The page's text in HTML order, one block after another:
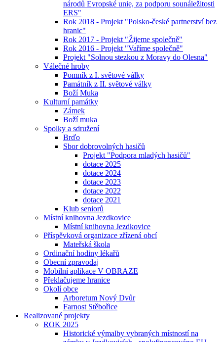
národů Evropské unie, za podporu sounáležitosti
ERS"
Rok 2018 - Projekt "Polsko-české partnerství bez
hranic"
Rok 2017 - Projekt "Žijeme společně"
Rok 2016 - Projekt "Vaříme společně"
Projekt "Solnou stezkou z Moravy do Olesna"
Válečné hroby
Pomník z I. světové války
Památník z II. světové války
Boží Muka
Kulturní památky
Zámek
Boží muka
Spolky a sdružení
Brďo
Sbor dobrovolných hasičů
Projekt "Podpora mladých hasičů"
dotace 2025
dotace 2024
dotace 2023
dotace 2022
dotace 2021
Klub seniorů
Místní knihovna Jezdkovice
Místní knihovna Jezdkovice
Příspěvková organizace zřízená obcí
Mateřská škola
Ordinační hodiny lékařů
Obecní zpravodaj
Mobilní aplikace V OBRAZE
Překlačujeme hranice
Okolí obce
Arboretum Nový Dvůr
Farnost Stěbořice
Realizované projekty
ROK 2025
Historické výmalby vybraných místností na